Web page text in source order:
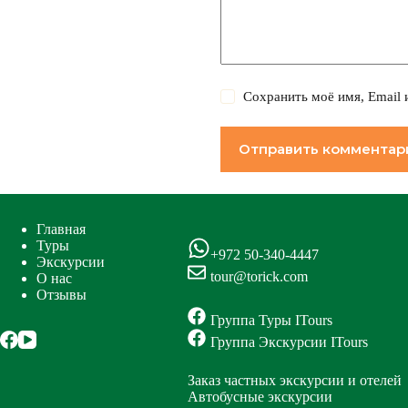
Сохранить моё имя, Email
Отправить
Главная
Туры
Экскурсии
О нас
Отзывы
+972 50-340-4447
tour@torick.com
Группа Туры ITours
Группа Экскурсии ITours
Заказ частных экскурсии и отелей
Автобусные экскурсии